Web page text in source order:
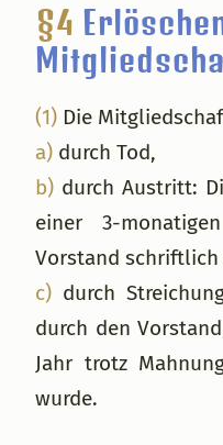
§4
(1) Die
a) durch Tod,
b) durch Austritt:
einer 3-
Vorstand
c) durch
durch den
Jahr trotz
wurde.